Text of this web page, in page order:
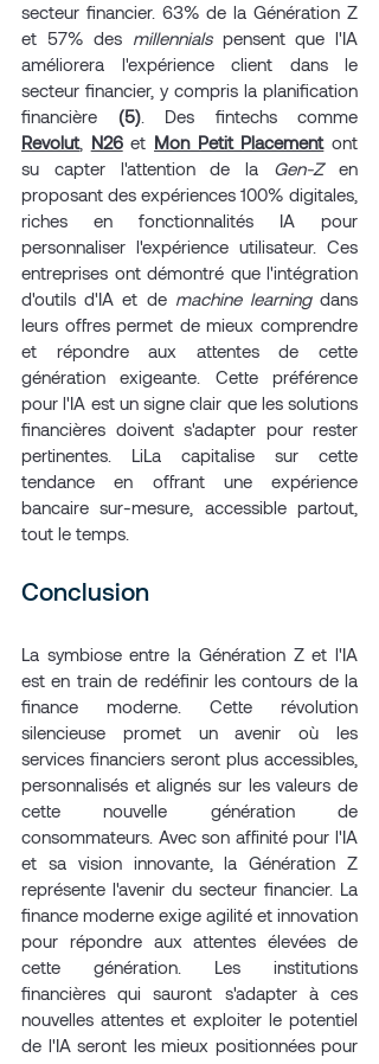
secteur financier. 63% de la Génération Z
et 57% des millennials pensent que l'IA
améliorera l'expérience client dans le
secteur financier, y compris la planification
financière (5)
Revolut, N26 et Mon Petit Placement ont
su capter l'attention de la Gen-Z en
proposant des expériences 100% digitales,
riches en fonctionnalités IA pour
personnaliser l'expérience utilisateur. Ces
entreprises ont démontré que l'intégration
d'outils d'IA et de machine learning dans
leurs offres permet de mieux comprendre
et répondre aux attentes de cette
génération exigeante. Cette préférence
pour l'IA est un signe clair que les solutions
financières doivent s'adapter pour rester
pertinentes. LiLa capitalise sur cette
tendance en offrant une expérience
bancaire sur-mesure, accessible partout,
tout le temps.
Conclusion
La symbiose entre la Génération Z et l'IA
est en train de redéfinir les contours de la
finance moderne. Cette révolution
silencieuse promet un avenir où les
services financiers seront plus accessibles,
personnalisés et alignés sur les valeurs de
cette nouvelle génération de
consommateurs. Avec son affinité pour l'IA
et sa vision innovante, la Génération Z
représente l'avenir du secteur financier. La
finance moderne exige agilité et innovation
pour répondre aux attentes élevées de
cette génération. Les institutions
financières qui sauront s'adapter à ces
nouvelles attentes et exploiter le potentiel
de l'IA seront les mieux positionnées pour